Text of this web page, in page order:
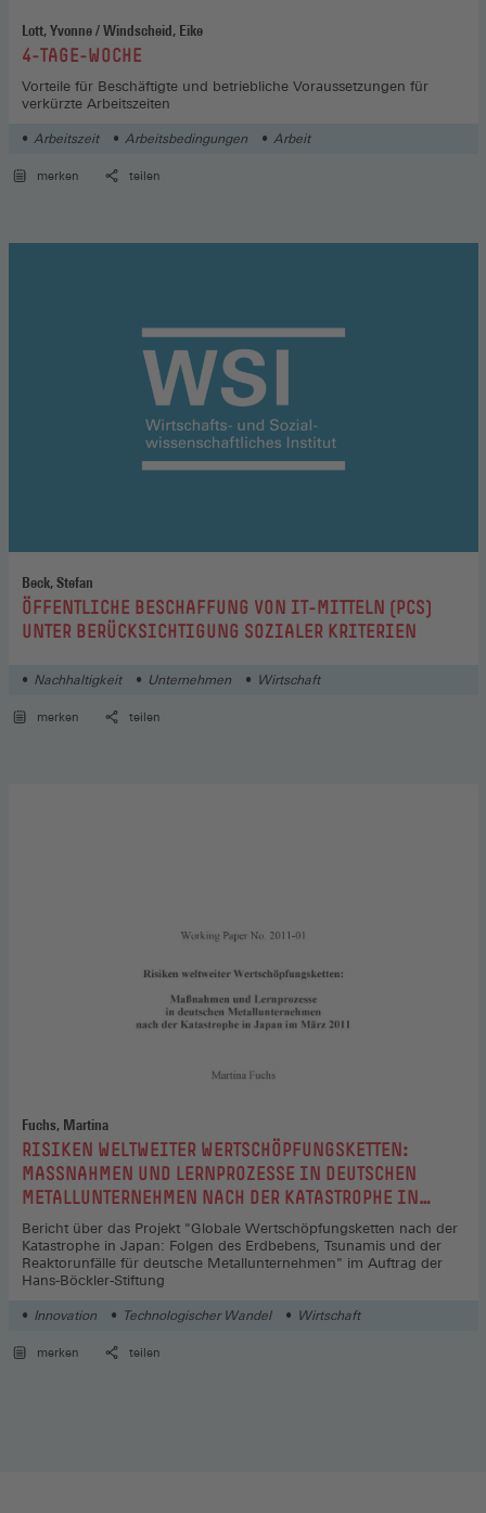
Lott, Yvonne / Windscheid, Eike
:4-TAGE-WOCHE
Vorteile für Beschäftigte und betriebliche Voraussetzungen für
verkürzte Arbeitszeiten
Arbeitszeit Arbeitsbedingungen Arbeit
merken teilen
Beck, Stefan
:ÖFFENTLICHE BESCHAFFUNG VON IT-MITTELN (PCS)
UNTER BERÜCKSICHTIGUNG SOZIALER KRITERIEN
Nachhaltigkeit Unternehmen Wirtschaft
merken teilen
Fuchs, Martina
:RISIKEN WELTWEITER WERTSCHÖPFUNGSKETTEN:
MASSNAHMEN UND LERNPROZESSE IN DEUTSCHEN M
ETALLUNTERNEHMEN NACH DER KATASTROPHE IN J
APAN IM MÄRZ 2011
Bericht über das Projekt "Globale Wertschöpfungsketten nach der
Katastrophe in Japan: Folgen des Erdbebens, Tsunamis und der
Reaktorunfälle für deutsche Metallunternehmen" im Auftrag der
Hans-Böckler-Stiftung
Innovation Technologischer Wandel Wirtschaft
merken teilen